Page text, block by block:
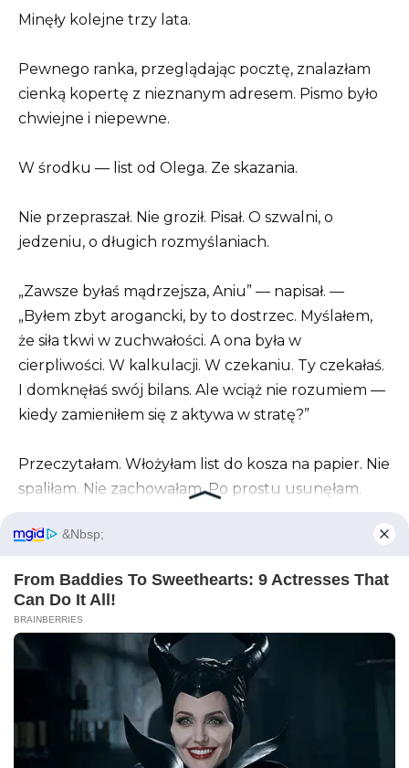
Minęły kolejne trzy lata.
Pewnego ranka, przeglądając pocztę, znalazłam
cienką kopertę z nieznanym adresem. Pismo było
chwiejne i niepewne.
W środku — list od Olega. Ze skazania.
Nie przepraszał. Nie groził. Pisał. O szwalni, o
jedzeniu, o długich rozmyślaniach.
„Zawsze byłaś mądrzejsza, Aniu” — napisał. —
„Byłem zbyt arogancki, by to dostrzec. Myślałem,
że siła tkwi w zuchwałości. A ona była w
cierpliwości. W kalkulacji. W czekaniu. Ty czekałaś.
I domknęłaś swój bilans. Ale wciąż nie rozumiem —
kiedy zamieniłem się z aktywa w stratę?”
Przeczytałam. Włożyłam list do kosza na papier. Nie
spaliłam. Nie zachowałam. Po prostu usunęłam.
Nie wywołał bólu ani satysfakcji. Nic.
Przeszłość. Martwa. Spisana na straty.
Podeszłam do okna. „Perspektiwa” działała już w
trzech regionach. Miałam oddziały, zespół i projekty.
Ciężko pracowałam. Ale po raz pierwszy w życiu —
z przyjemnością. Bo to była moja praca. Moje życie.